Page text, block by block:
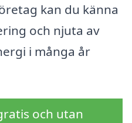
kan du känna
och njuta av
i många år
och utan